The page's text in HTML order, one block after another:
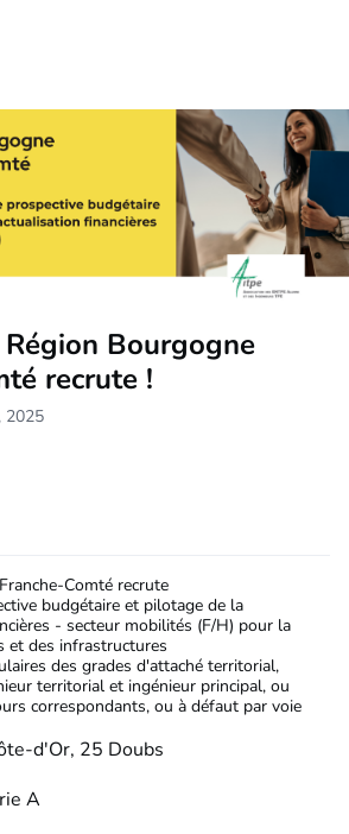
Région Bourgogne
recrute !
2025
Comté recrute
budgétaire et pilotage de la
- secteur mobilités (F/H) pour la
et des infrastructures
des grades d'attaché territorial,
territorial et ingénieur principal, ou
correspondants, ou à défaut par voie
d'Or, 25 Doubs
A